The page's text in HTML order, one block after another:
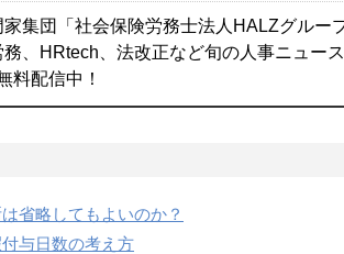
家集団「社会保険労務士法人HALZグルー
、HRtech、法改正など旬の人事ニュー
料配信中！
省略してもよいのか？
与日数の考え方